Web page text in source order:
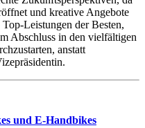
und kreative Angebote
Leistungen der Besten,
Abschluss in den vielfältigen
anstatt
und E-Handbikes